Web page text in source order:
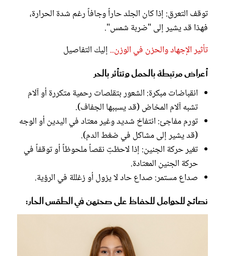
توقف التعرق: إذا كان الجلد حاراً وجافاً رغم شدة الحرارة،
فهذا قد يشير إلى "ضربة شمس".
تأثير الإجهاد والحزن في الوزن.. إليك التفاصيل
أعراض مرتبطة بالحمل وتتأثر بالحر
انقباضات مبكرة: الشعور بتقلصات رحمية متكررة أو آلام
تشبه آلام المخاض (قد يسببها الجفاف).
تورم مفاجئ: انتفاخ شديد وغير معتاد في اليدين أو الوجه
(قد يشير إلى مشاكل في ضغط الدم).
تغير حركة الجنين: إذا لاحظتِ نقصاً ملحوظاً أو توقفاً في
حركة الجنين المعتادة.
صداع مستمر: صداع حاد لا يزول أو زغللة في الرؤية.
نصائح للحوامل للحفاظ على صحتهن في الطقس الحار: